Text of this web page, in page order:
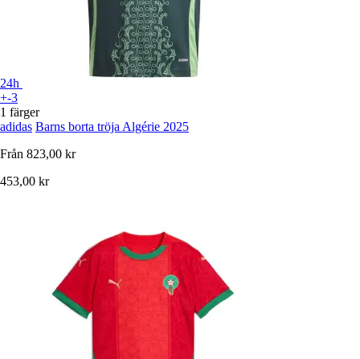
24h
+-3
1 färger
adidas Barns borta tröja Algérie 2025
Från 823,00 kr
453,00 kr